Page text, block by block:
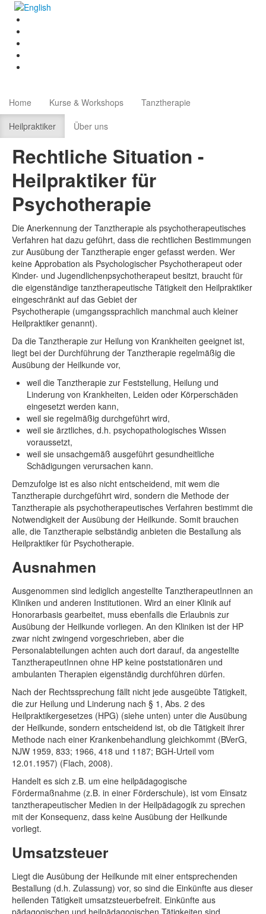
Home Kurse & Workshops
Tanztherapie
Heilpraktiker
Über uns
Rechtliche Situation -
Heilpraktiker für
Psychotherapie
Die Anerkennung der Tanztherapie als psychotherapeutisches
Verfahren hat dazu geführt, dass die rechtlichen Bestimmungen
zur Ausübung der Tanztherapie enger gefasst werden. Wer
keine Approbation als Psychologischer Psychotherapeut oder
Kinder- und Jugendlichenpsychotherapeut besitzt, braucht für
die eigenständige tanztherapeutische Tätigkeit den Heilpraktiker
eingeschränkt auf das Gebiet der
Psychotherapie (umgangssprachlich manchmal auch kleiner
Heilpraktiker genannt).
Da die Tanztherapie zur Heilung von Krankheiten geeignet ist,
liegt bei der Durchführung der Tanztherapie regelmäßig die
Ausübung der Heilkunde vor,
weil die Tanztherapie zur Feststellung, Heilung und
Linderung von Krankheiten, Leiden oder Körperschäden
eingesetzt werden kann,
weil sie regelmäßig durchgeführt wird,
weil sie ärztliches, d.h. psychopathologisches Wissen
voraussetzt,
weil sie unsachgemäß ausgeführt gesundheitliche
Schädigungen verursachen kann.
Demzufolge ist es also nicht entscheidend, mit wem die
Tanztherapie durchgeführt wird, sondern die Methode der
Tanztherapie als psychotherapeutisches Verfahren bestimmt die
Notwendigkeit der Ausübung der Heilkunde. Somit brauchen
alle, die Tanztherapie selbständig anbieten die Bestallung als
Heilpraktiker für Psychotherapie.
Ausnahmen
Ausgenommen sind lediglich angestellte TanztherapeutInnen an
Kliniken und anderen Institutionen. Wird an einer Klinik auf
Honorarbasis gearbeitet, muss ebenfalls die Erlaubnis zur
Ausübung der Heilkunde vorliegen. An den Kliniken ist der HP
zwar nicht zwingend vorgeschrieben, aber die
Personalabteilungen achten auch dort darauf, da angestellte
TanztherapeutInnen ohne HP keine poststationären und
ambulanten Therapien eigenständig durchführen dürfen.
Nach der Rechtssprechung fällt nicht jede ausgeübte Tätigkeit,
die zur Heilung und Linderung nach § 1, Abs. 2 des
Heilpraktikergesetzes (HPG) (siehe unten) unter die Ausübung
der Heilkunde, sondern entscheidend ist, ob die Tätigkeit ihrer
Methode nach einer Krankenbehandlung gleichkommt (BVerG,
NJW 1959, 833; 1966, 418 und 1187; BGH-Urteil vom
12.01.1957) (Flach, 2008).
Handelt es sich z.B. um eine heilpädagogische
Fördermaßnahme (z.B. in einer Förderschule), ist vom Einsatz
tanztherapeutischer Medien in der Heilpädagogik zu sprechen
mit der Konsequenz, dass keine Ausübung der Heilkunde
vorliegt.
Umsatzsteuer
Liegt die Ausübung der Heilkunde mit einer entsprechenden
Bestallung (d.h. Zulassung) vor, so sind die Einkünfte aus dieser
heilenden Tätigkeit umsatzsteuerbefreit. Einkünfte aus